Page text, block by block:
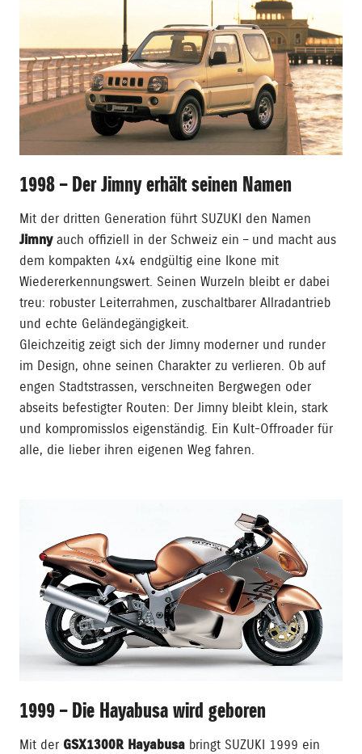
1998 – Der Jimny erhält seinen Namen
Mit der dritten Generation führt SUZUKI den Namen
Jimnyauch offiziell in der Schweiz ein – und macht aus
dem kompakten 4x4 endgültig eine Ikone mit
Wiedererkennungswert. Seinen Wurzeln bleibt er dabei
treu: robuster Leiterrahmen, zuschaltbarer Allradantrieb
und echte Geländegängigkeit.
Gleichzeitig zeigt sich der Jimny moderner und runder
im Design, ohne seinen Charakter zu verlieren. Ob auf
engen Stadtstrassen, verschneiten Bergwegen oder
abseits befestigter Routen: Der Jimny bleibt klein, stark
und kompromisslos eigenständig. Ein Kult-Offroader für
alle, die lieber ihren eigenen Weg fahren.
1999 – Die Hayabusa wird geboren
Mit der GSX1300R Hayabusa bringt SUZUKI 1999 ein